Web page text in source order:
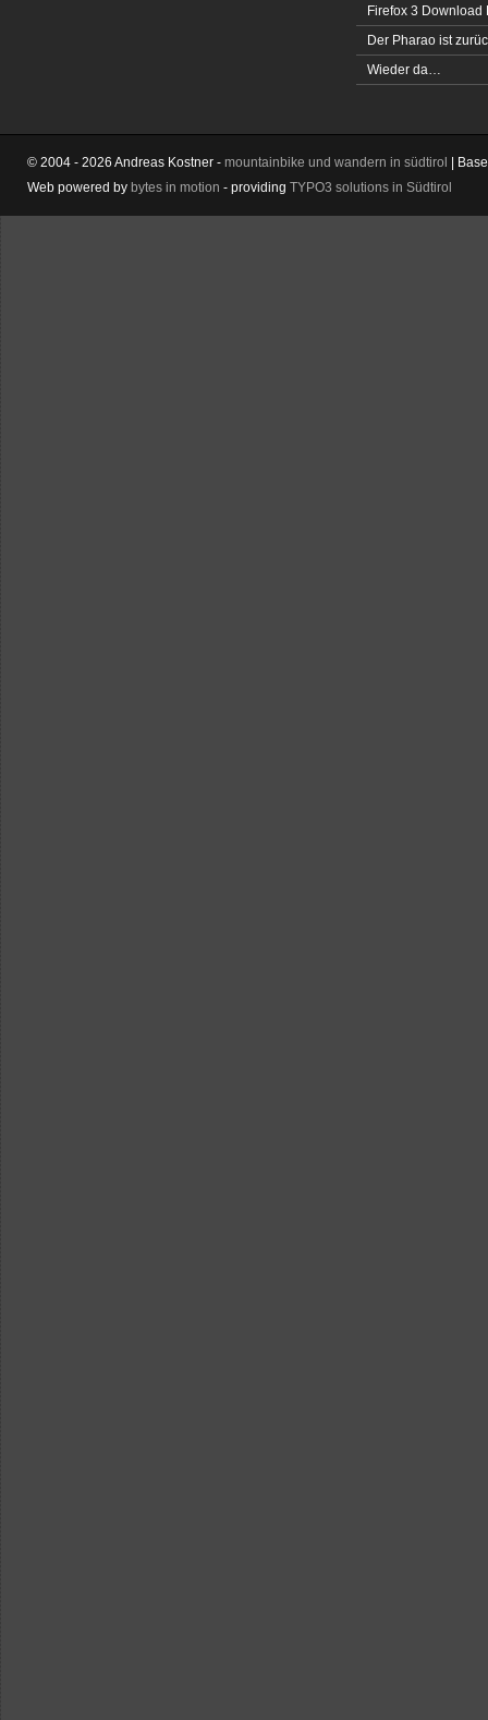
Firefox 3 Download
Der Pharao ist
Wieder da…
© 2004 - 2026 Andreas Kostner - mountainbike und wandern in südtirol |
Web powered by bytes in motion - providing TYPO3 solutions in Südtirol